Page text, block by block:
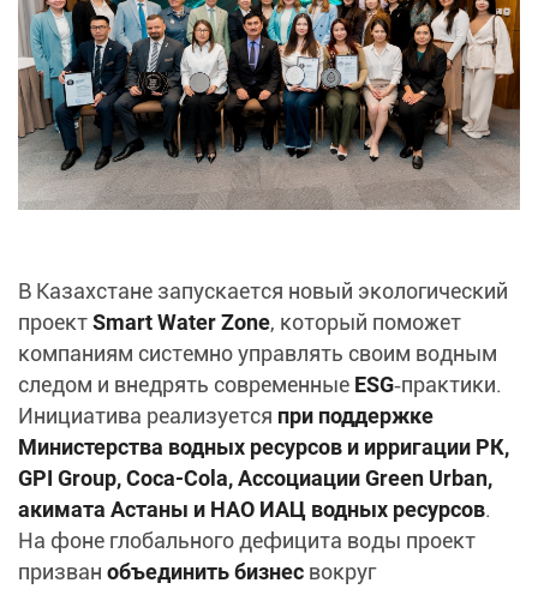
В Казахстане запускается новый экологический
проектSmart Water Zone, который поможет
компаниям системно управлять своим водным
следом и внедрять современные ESG‑практики.
Инициатива реализуется при поддержке
Министерства водных ресурсов и ирригации РК,
GPI Group, Coca‑Cola, Ассоциации Green Urban,
акимата Астаны и НАО ИАЦ водных ресурсов.
На фоне глобального дефицита воды проект
призван объединить бизнес вокруг